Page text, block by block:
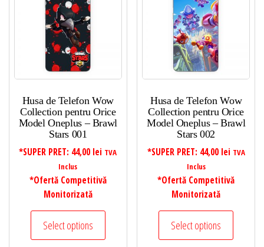
Husa de Telefon Wow
Collection pentru Orice
Model Oneplus – Brawl
Stars 001
*SUPER PRET: 44,00 lei TVA
Inclus
*Ofertă Competitivă
Monitorizată
Select options
Husa de Telefon Wow
Collection pentru Orice
Model Oneplus – Brawl
Stars 002
*SUPER PRET: 44,00 lei TVA
Inclus
*Ofertă Competitivă
Monitorizată
Select options